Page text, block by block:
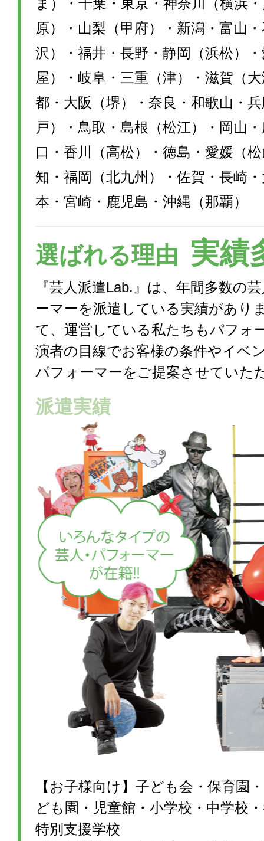
ま）・千葉・東京・神奈川（横浜
原）・山梨（甲府）・新潟・富山
沢）・福井・長野・静岡（浜松）
屋）・岐阜・三重（津）・滋賀（
都・大阪（堺）・奈良・和歌山・
戸）・鳥取・島根（松江）・岡山
口・香川（高松）・徳島・愛媛（
知・福岡（北九州）・佐賀・長崎
本・宮崎・鹿児島・沖縄（那覇）
選ばれる理由 実績
『芸人派遣Lab.』は、年間多数の
ーマーを派遣している実績があり
て、運営している私たちもパフォ
演者の目線でお客様の条件やイベ
パフォーマーをご提案させていた
派遣実績
【お子様向け】子ども会・保育園
ども園・児童館・小学校・中学校
特別支援学校